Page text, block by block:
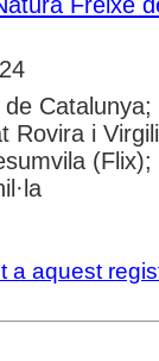
de
Rovira i
a aquest